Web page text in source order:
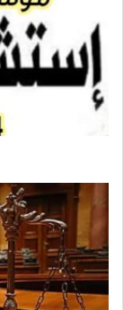
للمدين
لدى
الغير
الجنايات
والجنح
والمخالفات
والفرق
بينهما